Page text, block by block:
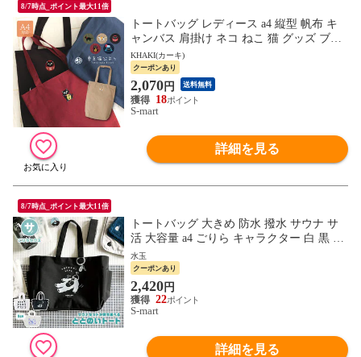
8/7時点_ポイント最大11倍
トートバッグ レディース a4 縦型 帆布 キ
ャンバス 肩掛け ネコ ねこ 猫 グッズ ブラ
ック ネイビー ベージュ ワイン カーキ 東
京猫びより
KHAKI(カーキ)
クーポンあり
2,070円 送料無料
18
S-mart
詳細を見る
8/7時点_ポイント最大11倍
トートバッグ 大きめ 防水 撥水 サウナ サ
活 大容量 a4 ごりら キャラクター 白 黒 ご
リラックス ととのいトート ホワイト ブラ
ック
水玉
クーポンあり
2,420円
22
S-mart
詳細を見る